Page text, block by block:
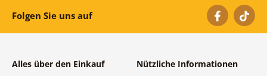
Folgen Sie uns auf
Alles über den Einkauf Nützliche Informationen